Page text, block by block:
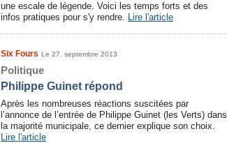
une escale de légende. Voici les temps forts et des
infos pratiques pour s'y rendre. Lire l'article
Six Fours Le 27. septembre 2013
Politique
Philippe Guinet répond
Après les nombreuses réactions suscitées par
l’annonce de l’entrée de Philippe Guinet (les Verts) dans
la majorité municipale, ce dernier explique son choix.
Lire l'article